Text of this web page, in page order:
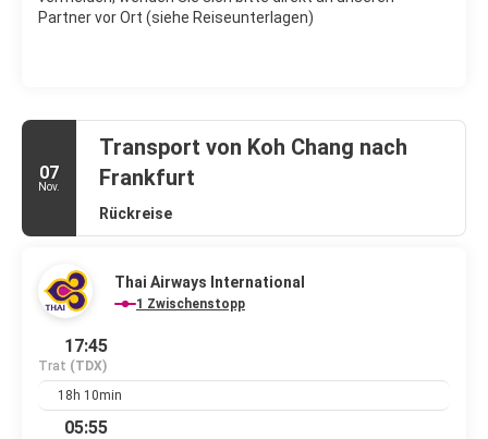
Partner vor Ort (siehe Reiseunterlagen)
07
Nov.
Transport von Koh Chang nach
Frankfurt
Rückreise
Thai Airways International
1 Zwischenstopp
17:45
Trat (TDX)
18h 10min
05:55